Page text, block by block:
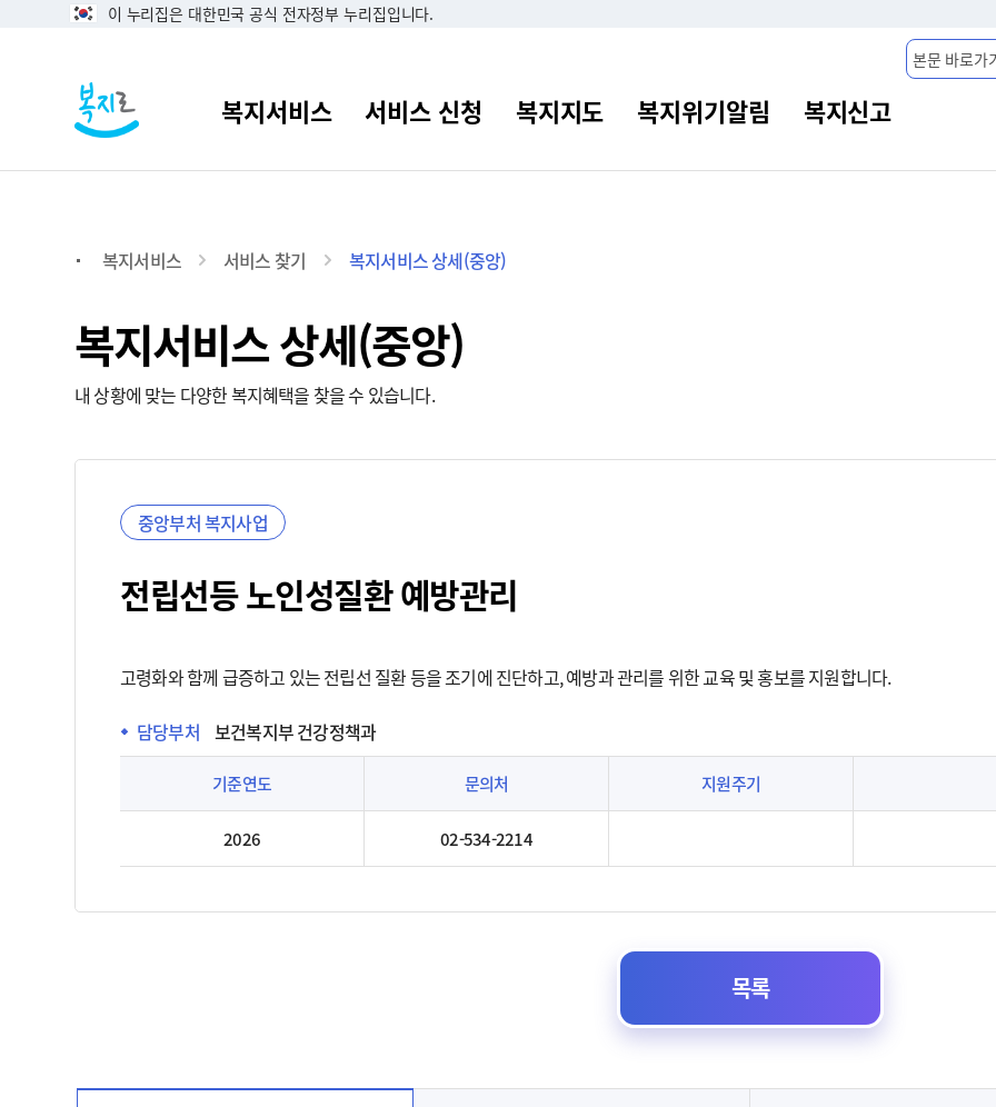
본문 바로가
이 누리집은 대한민국 공식 전자정부 누리집입니다.
복지서비스 서비스 찾기 복지서비스 상세(중앙)
복지서비스 상세(중앙)
내 상황에 맞는 다양한 복지혜택을 찾을 수 있습니다.
중앙부처 복지사업
전립선등 노인성질환 예방관리
고령화와 함께 급증하고 있는 전립선 질환 등을 조기에 진단하고, 예방과 관리를 위한 교육 및 홍보를 지원합니다.
담당부처 보건복지부 건강정책과
기준연도
2026
문의처
02-534-2214
지원주기
목록